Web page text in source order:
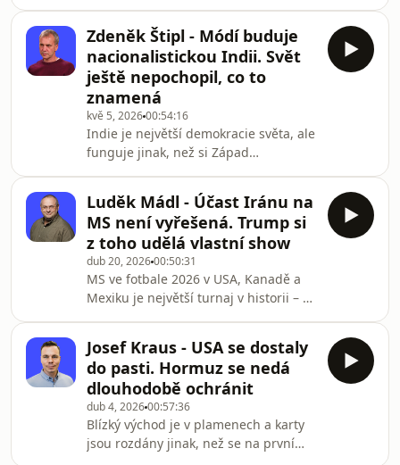
kterou režim nečekal? Zuzana Košková
ukazuj
a publicista Eduard Freisler strávil na
Kubě týdny. Viděl turistický apartheid
na vlastní oči: hotely jen pro cizince,
obchody jen pro dolary, plážové zóny,
kam Kubánci nemají přístup. A taky
fronty na jídlo, které se táhnou celý
den.Jeho kniha Kubánské tango v
rytmu blues získala Cenu Z
Zdeněk Štipl - Módí buduje
nacionalistickou Indii. Svět
ještě nepochopil, co to
znamená
kvě 5, 202600:54:16
Indie je největší demokracie světa, ale
funguje jinak, než si Západ
vybudoval politický systém, který
kombinuje hinduistický
nacionalismus, probiznesový
pragmatismus a mezinárodní
balancování mezi velmocemi. Proč ho
Amerika toleruje přesto, že byl
dekádu persona non grata ve
Washingtonu?S indologem Zdeňkem
Štiplem rozebíráme:▸ Jak Módí přišel k
moci a proč mu pogrom v Gu
Luděk Mádl - Účast Iránu na
MS není vyřešená. Trump si
z toho udělá vlastní show
dub 20, 202600:50:31
MS ve fotbale 2026 v USA, Kanadě a
Mexiku je největší turnaj v historii – 48
Mádlem rozebíráme vše, co byste měli
vědět.Rozšíření na 48 týmů, finále za
200 tisíc korun, český tým hrající ve 2
200 metrech nad mořem v Mexico City
– to jsou jen některé z témat, která
probíráme do hloubky.
Josef Kraus - USA se dostaly
do pasti. Hormuz se nedá
dlouhodobě ochránit
dub 4, 202600:57:36
Blízký východ je v plamenech a karty
jsou rozdány jinak, než se na první